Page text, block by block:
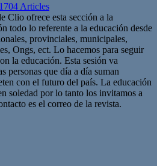
1704 Articles
Clio ofrece esta sección a la
todo lo referente a la educación desde
provinciales, municipales,
Ongs, ect. Lo hacemos para seguir
la educación. Esta sesión va
personas que día a día suman
con el futuro del país. La educación
soledad por lo tanto los invitamos a
es el correo de la revista.